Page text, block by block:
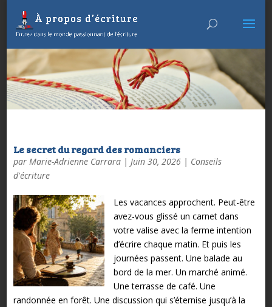
Le secret du regard des romanciers
par Marie-Adrienne Carrara| Juin 30, 2026| Conseils
d'écriture
Les vacances approchent. Peut-être
avez-vous glissé un carnet dans
votre valise avec la ferme intention
d’écrire chaque matin. Et puis les
journées passent. Une balade au
bord de la mer. Un marché animé.
Une terrasse de café. Une
randonnée en forêt. Une discussion qui s’éternise jusqu’à la